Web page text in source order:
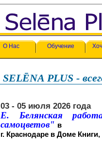
О Нас Обучение
SELĒNA PLUS -
03 - 05 июля 2026 года
Е. Белянская
самоцветов" в
г. Краснодаре в Доме